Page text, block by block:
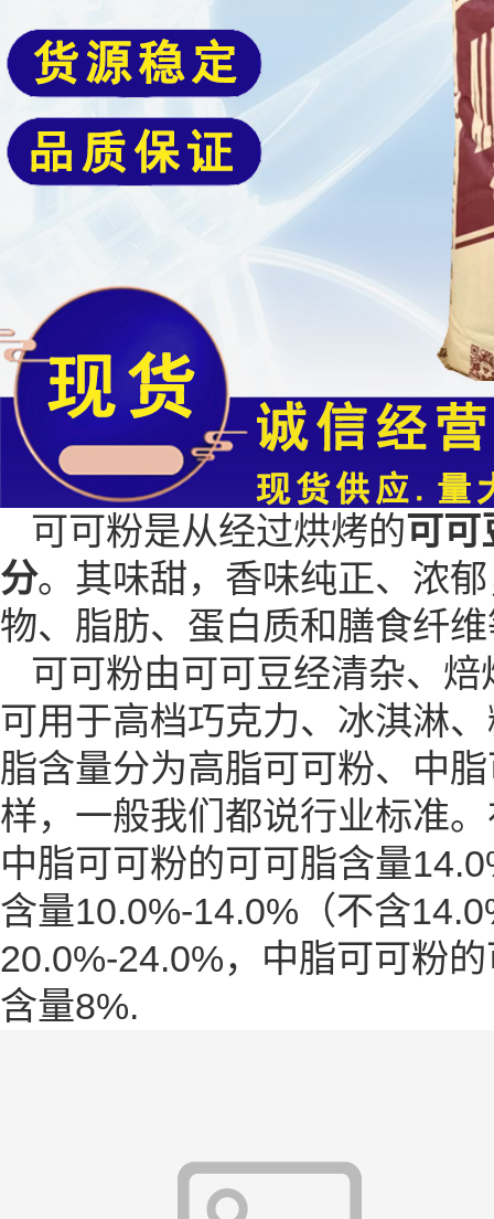
可可粉是从经过烘烤的可可
分。其味甜，香味纯正、浓
物、脂肪、蛋白质和膳食纤
可可粉由可可豆经清杂、
可用于高档巧克力、冰淇淋
脂含量分为高脂可可粉、中
样，一般我们都说行业标准
中脂可可粉的可可脂含量
含量10.0%-14.0%（不含
20.0%-24.0%，中脂可可粉
含量8%.